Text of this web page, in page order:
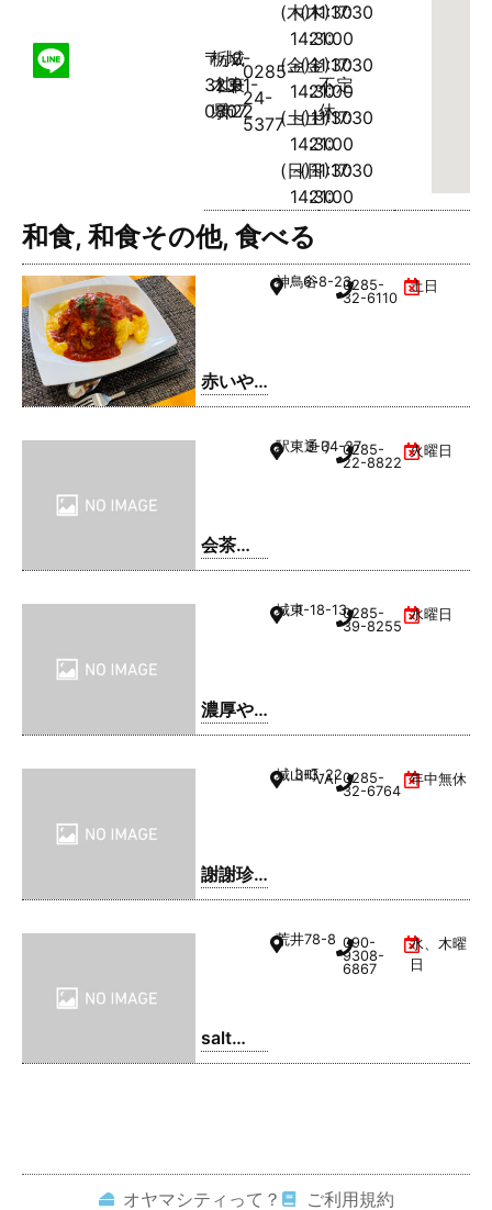
〒
323-
0807
栃
木
県
小
山
市
城
東
2-
31-
22
0285-
24-
5377
(木)11:30
～
14:30
(木)17:30
～
21:00
(金)11:30
～
14:30
(金)17:30
～
21:00
(土)11:30
～
14:30
(土)17:30
～
21:00
(日)11:30
～
14:30
(日)17:30
～
21:00
不定
休
和食, 和食その他, 食べる
赤いや
ね
神鳥谷6-8-230285-
32-6110
土日
会茶
(AIAI
駅東通り3-34-270285-
22-8822
火曜日
濃厚や
きそ
城東1-18-130285-
39-8255
水曜日
謝謝珍
珠 | シ
城山町3-3-22
VAL1階0285-
32-6764
年中無休
salt
coffee
荒井78-8 090-
9308-
6867
水、木曜
日
オヤマシティって？ ご利用規約